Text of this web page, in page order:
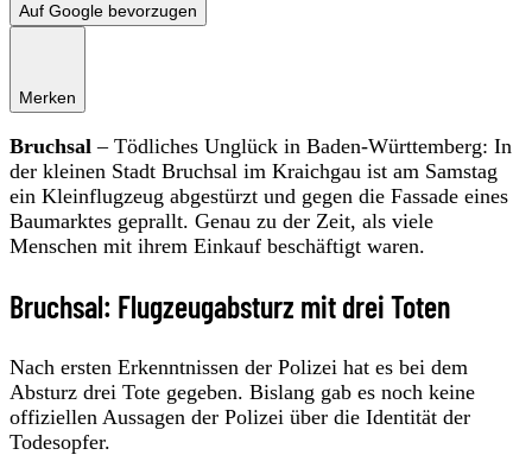
Auf Google bevorzugen
Merken
Bruchsal – Tödliches Unglück in Baden-Württemberg: In
der kleinen Stadt Bruchsal im Kraichgau ist am Samstag
ein Kleinflugzeug abgestürzt und gegen die Fassade eines
Baumarktes geprallt. Genau zu der Zeit, als viele
Menschen mit ihrem Einkauf beschäftigt waren.
Bruchsal: Flugzeugabsturz mit drei Toten
Nach ersten Erkenntnissen der Polizei hat es bei dem
Absturz drei Tote gegeben. Bislang gab es noch keine
offiziellen Aussagen der Polizei über die Identität der
Todesopfer.